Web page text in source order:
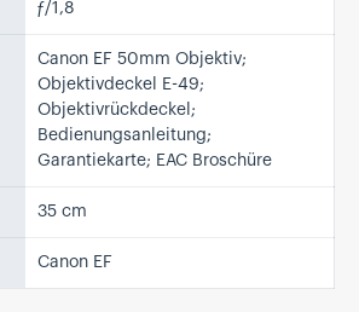
ƒ/1,8
Canon EF 50mm Objektiv;
Objektivdeckel E-49;
Objektivrückdeckel;
Bedienungsanleitung;
Garantiekarte; EAC Broschüre
35 cm
Canon EF